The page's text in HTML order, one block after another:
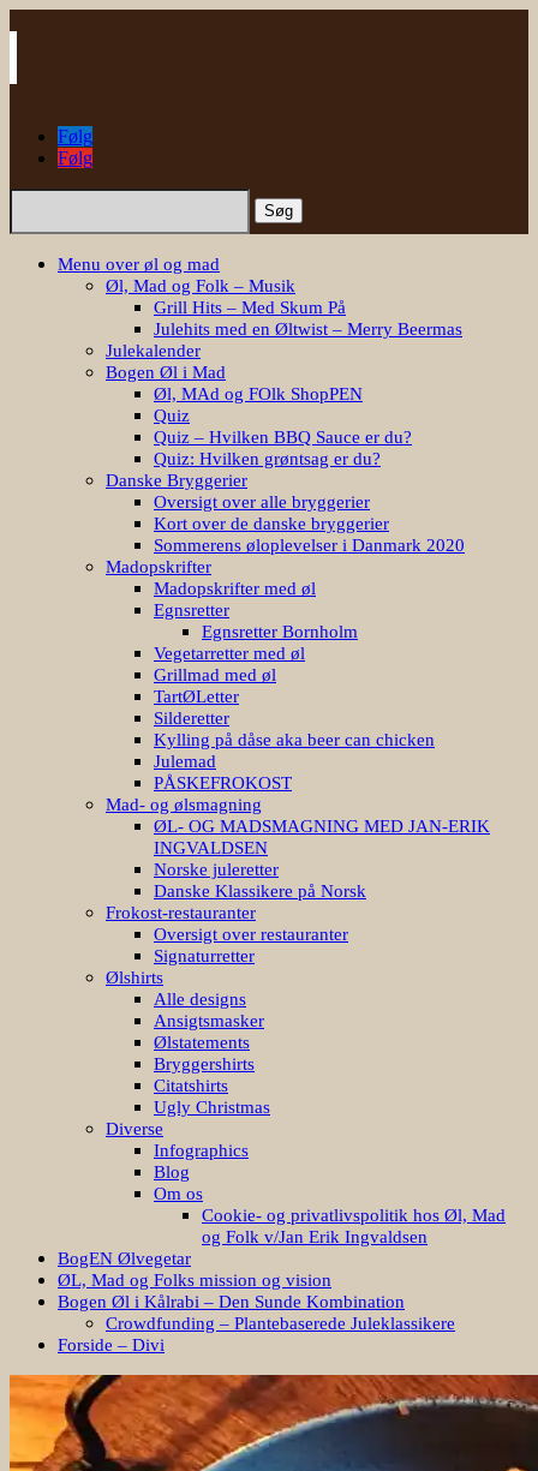
Følg
Følg
Søg
Menu over øl og mad
Øl, Mad og Folk – Musik
Grill Hits – Med Skum På
Julehits med en Øltwist – Merry Beermas
Julekalender
Bogen Øl i Mad
Øl, MAd og FOlk ShopPEN
Quiz
Quiz – Hvilken BBQ Sauce er du?
Quiz: Hvilken grøntsag er du?
Danske Bryggerier
Oversigt over alle bryggerier
Kort over de danske bryggerier
Sommerens øloplevelser i Danmark 2020
Madopskrifter
Madopskrifter med øl
Egnsretter
Egnsretter Bornholm
Vegetarretter med øl
Grillmad med øl
TartØLetter
Silderetter
Kylling på dåse aka beer can chicken
Julemad
PÅSKEFROKOST
Mad- og ølsmagning
ØL- OG MADSMAGNING MED JAN-ERIK
INGVALDSEN
Norske juleretter
Danske Klassikere på Norsk
Frokost-restauranter
Oversigt over restauranter
Signaturretter
Ølshirts
Alle designs
Ansigtsmasker
Ølstatements
Bryggershirts
Citatshirts
Ugly Christmas
Diverse
Infographics
Blog
Om os
Cookie- og privatlivspolitik hos Øl, Mad
og Folk v/Jan Erik Ingvaldsen
BogEN Ølvegetar
ØL, Mad og Folks mission og vision
Bogen Øl i Kålrabi – Den Sunde Kombination
Crowdfunding – Plantebaserede Juleklassikere
Forside – Divi